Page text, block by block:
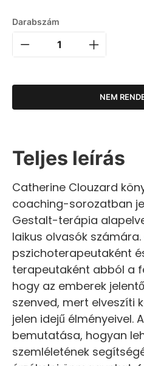
Darabszám
NEM
Teljes leírás
Catherine Clouzard
coaching-sorozatban
Gestalt-terápia
laikus olvasók számára.
pszichoterapeutaként
terapeutaként abból a
hogy az emberek
szenved, mert elveszíti
jelen idejű élményeivel.
bemutatása, hogyan
szemléletének